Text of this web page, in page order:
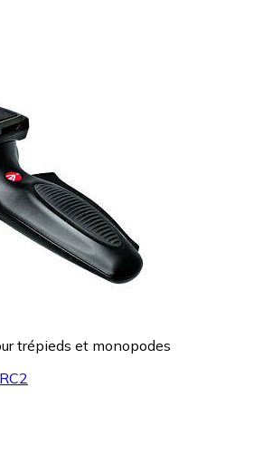
trépieds et monopodes